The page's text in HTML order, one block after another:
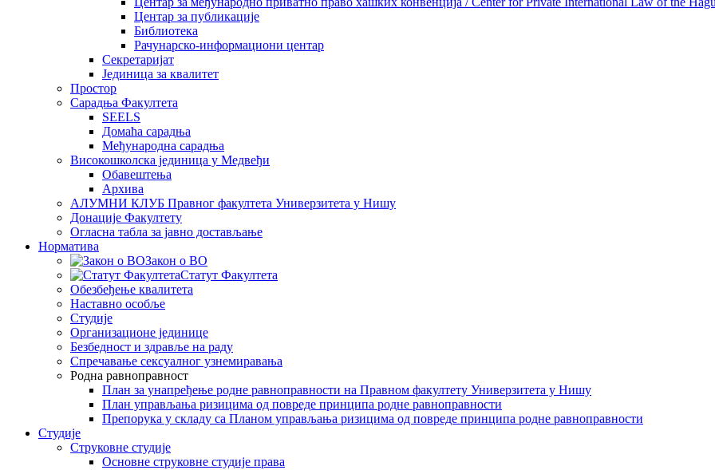
Центар за публикације
Библиотека
Рачунарско-информациони центар
Секретаријат
Јединица за квалитет
Простор
Сарадња Факултета
SEELS
Домаћа сарадња
Међународна сарадња
Високошколска јединица у Медвеђи
Обавештења
Архива
АЛУМНИ КЛУБ Правног факултета Универзитета у Нишу
Донације Факултету
Огласна табла за јавно достављање
Норматива
Закон о ВО
Статут Факултета
Обезбеђење квалитета
Наставно особље
Студије
Организационе јединице
Безбедност и здравље на раду
Спречавање сексуалног узнемиравања
Родна равноправност
План за унапређење родне равноправности на Правном факултету Универзитета у Нишу
План управљања ризицима од повреде принципа родне равноправности
Препорука у складу са Планом управљања ризицима од повреде принципа родне равноправности
Студије
Струковне студије
Основне струковне студије права